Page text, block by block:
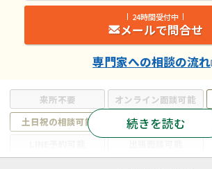
来所不要 オンライン面談可能
土日祝の相談可能
19時以降電話可能
続きを読む
24時間受付中
メールで問合せ
専門家への相談の流れ